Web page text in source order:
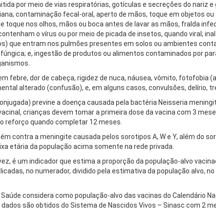
por meio de vias respiratórias, gotículas e secreções do nariz e
contaminação fecal-oral, aperto de mãos, toque em objetos
toque nos olhos, mãos ou boca antes de lavar as mãos, fralda
o vírus ou por meio de picada de insetos, quando viral;
que entram nos pulmões presentes em solos ou ambientes
e, ingestão de produtos ou alimentos contaminados por
febre, dor de cabeça, rigidez de nuca, náusea, vômito, fotofobia
alterado (confusão), e, em alguns casos, convulsões, delírio,
previne a doença causada pela bactéria Neisseria
crianças devem tomar a primeira dose da vacina com 3
reforço quando completar 12 meses.
contra a meningite causada pelos sorotipos A, W e Y, além do
etária da população acima somente na rede privada.
é um indicador que estima a proporção da população-alvo
no numerador, dividido pela estimativa da população alvo, no
considera como população-alvo das vacinas do Calendário
dados são obtidos do Sistema de Nascidos Vivos – Sinasc com 2